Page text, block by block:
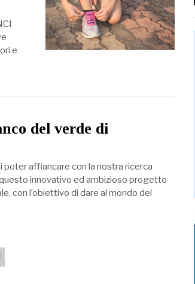
e
del verde di
affiancare con la nostra ricerca
innovativo ed ambizioso progetto
con l’obiettivo di dare al mondo del